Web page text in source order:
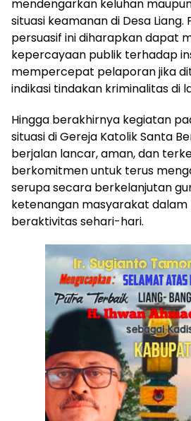
mendengarkan keluhan
situasi keamanan di Desa Liang.
persuasif ini diharapkan dapat
kepercayaan publik terhadap
mempercepat pelaporan jika
indikasi tindakan kriminalitas di
Hingga berakhirnya kegiatan
situasi di Gereja Katolik Santa
berjalan lancar, aman, dan
berkomitmen untuk terus
serupa secara berkelanjutan
ketenangan masyarakat
beraktivitas sehari-hari.